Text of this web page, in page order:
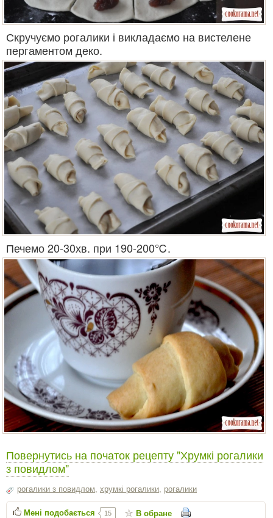
Скручуємо рогалики і викладаємо на вистелене
пергаментом деко.
Печемо 20-30хв. при 190-200℃.
Повернутись на початок рецепту "Хрумкі рогалики
з повидлом"
рогалики з повидлом, хрумкі рогалики, рогалики
Мені подобається 15 В обране